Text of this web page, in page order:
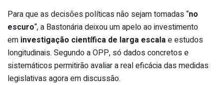
Para que as decisões políticas não sejam tomadas “no
escuro“, a Bastonária deixou um apelo ao investimento
em investigação científica de larga escalae estudos
longitudinais. Segundo a OPP, só dados concretos e
sistemáticos permitirão avaliar a real eficácia das medidas
legislativas agora em discussão.